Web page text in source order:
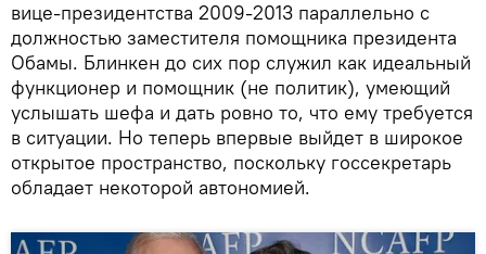
вице-президентства 2009-2013 параллельно с
должностью заместителя помощника президента
Обамы. Блинкен до сих пор служил как идеальный
функционер и помощник (не политик), умеющий
услышать шефа и дать ровно то, что ему требуется
в ситуации. Но теперь впервые выйдет в широкое
открытое пространство, поскольку госсекретарь
обладает некоторой автономией.